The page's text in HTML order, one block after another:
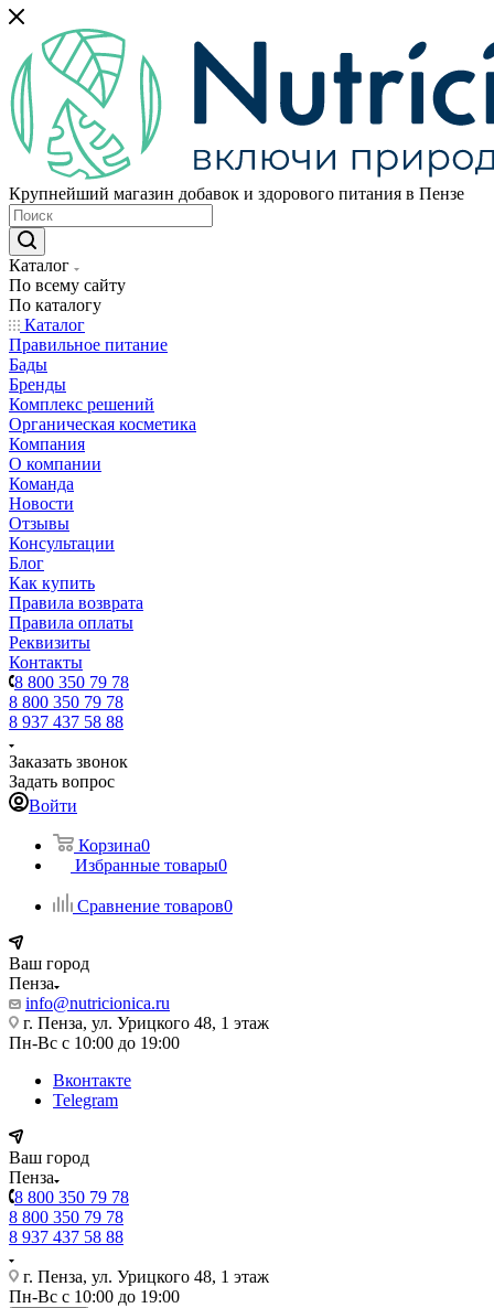
Крупнейший магазин добавок и здорового питания в Пензе
Каталог
По всему сайту
По каталогу
Каталог
Правильное питание
Бады
Бренды
Комплекс решений
Органическая косметика
Компания
О компании
Команда
Новости
Отзывы
Консультации
Блог
Как купить
Правила возврата
Правила оплаты
Реквизиты
Контакты
8 800 350 79 78
8 800 350 79 78
8 937 437 58 88
Заказать звонок
Задать вопрос
Войти
Корзина0
Избранные товары0
Сравнение товаров0
Ваш город
Пенза
info@nutricionica.ru
г. Пенза, ул. Урицкого 48, 1 этаж
Пн-Вс с 10:00 до 19:00
Вконтакте
Telegram
Ваш город
Пенза
8 800 350 79 78
8 800 350 79 78
8 937 437 58 88
г. Пенза, ул. Урицкого 48, 1 этаж
Пн-Вс с 10:00 до 19:00